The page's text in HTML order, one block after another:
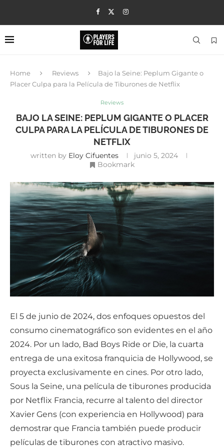
Home Reviews
Bajo la Seine: Peplum Gigante o
Placer Culpa para la Película de Tiburones de Netflix
Reviews
BAJO LA SEINE: PEPLUM GIGANTE O PLACER
CULPA PARA LA PELÍCULA DE TIBURONES DE
NETFLIX
written by Eloy Cifuentes
junio 5, 2024
Bookmark
El 5 de junio de 2024, dos enfoques opuestos del
consumo cinematográfico son evidentes en el año
2024. Por un lado, Bad Boys Ride or Die, la cuarta
entrega de una exitosa franquicia de Hollywood, se
proyecta exclusivamente en cines. Por otro lado,
Sous la Seine, una película de tiburones producida
por Netflix Francia, recurre al talento del director
Xavier Gens (con experiencia en Hollywood) para
demostrar que Francia también puede producir
películas de tiburones con atractivo masivo.